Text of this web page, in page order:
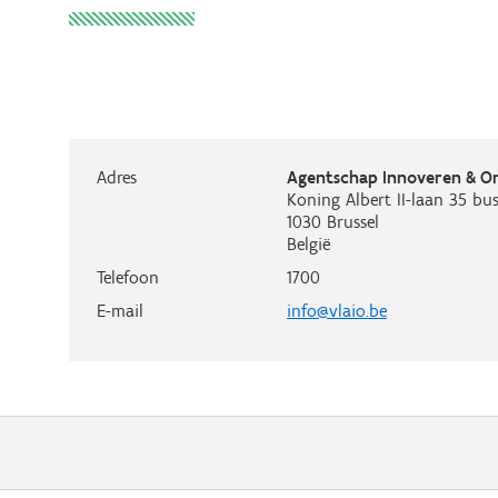
Adres
Agentschap Innoveren &
Koning Albert II-laan 35
1030 Brussel
België
Telefoon
1700
E-mail
info@vlaio.be